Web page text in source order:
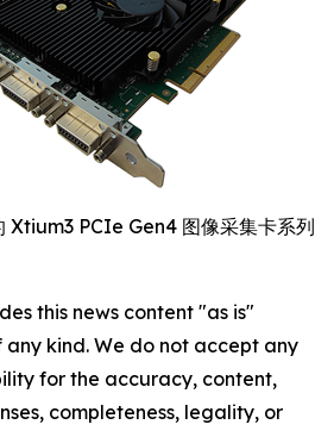
Xtium3 PCIe Gen4 图像采集卡系列
this news content "as is"
kind. We do not accept any
for the accuracy, content,
completeness, legality, or